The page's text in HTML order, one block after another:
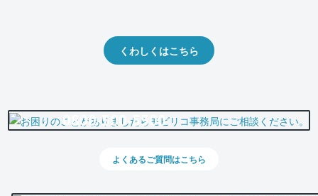
くわしくはこちら
0800-500-5500
よくあるご質問はこちら